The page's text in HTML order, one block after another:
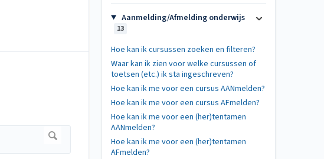
Aanmelding/Afmelding onderwijs
13
Hoe kan ik cursussen zoeken en filteren?
Waar kan ik zien voor welke cursussen of
toetsen (etc.) ik sta ingeschreven?
Hoe kan ik me voor een cursus AANmelden?
Hoe kan ik me voor een cursus AFmelden?
Hoe kan ik me voor een (her)tentamen
AANmelden?
Hoe kan ik me voor een (her)tentamen
AFmelden?